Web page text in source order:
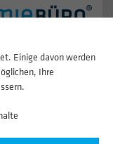
Einige davon werden
Ihre